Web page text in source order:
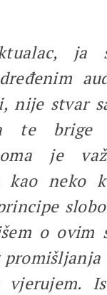
ja
nije stvar
te brige
je
kao neko
o ovim